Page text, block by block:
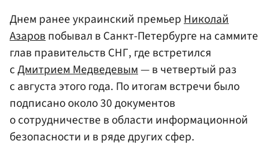
Днем ранее украинский премьерНиколай
Азаровпобывал в Санкт-Петербурге на саммите
глав правительств СНГ, где встретился
сДмитрием Медведевым— в четвертый раз
с августа этого года. По итогам встречи было
подписано около 30 документов
о сотрудничестве в области информационной
безопасности и в ряде других сфер.